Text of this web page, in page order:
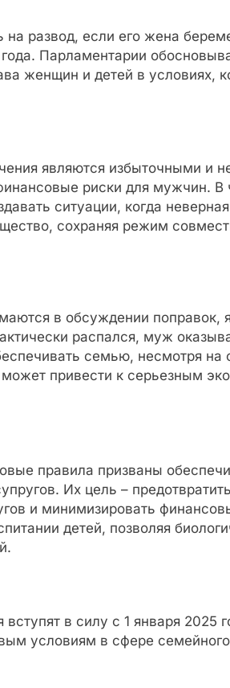
развод, если его жена
Парламентарии
женщин и детей в условиях,
являются избыточными и
риски для мужчин. В
ситуации, когда
сохраняя режим
в обсуждении поправок,
распался, муж
семью, несмотря на
привести к серьезным
правила призваны
Их цель –
и минимизировать
детей, позволяя
в силу с 1 января 2025
условиям в сфере